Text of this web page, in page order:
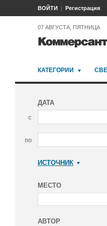
ВОЙТИ Регистрация
07 АВГУСТА, ПЯТНИЦА
КАТЕГОРИИ
ДАТА
с
по
ИСТОЧНИК
МЕСТО
АВТОР